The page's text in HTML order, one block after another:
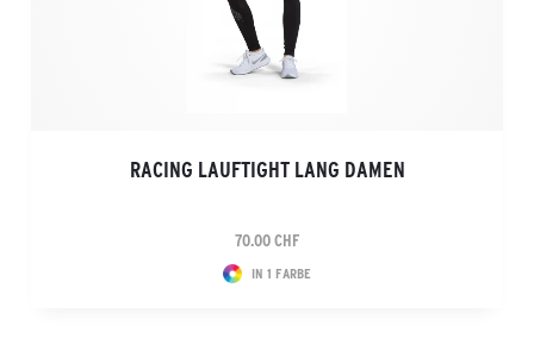
RACING LAUFTIGHT LANG DAMEN
70.00 CHF
IN 1 FARBE